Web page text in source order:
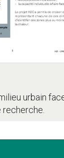
urbain